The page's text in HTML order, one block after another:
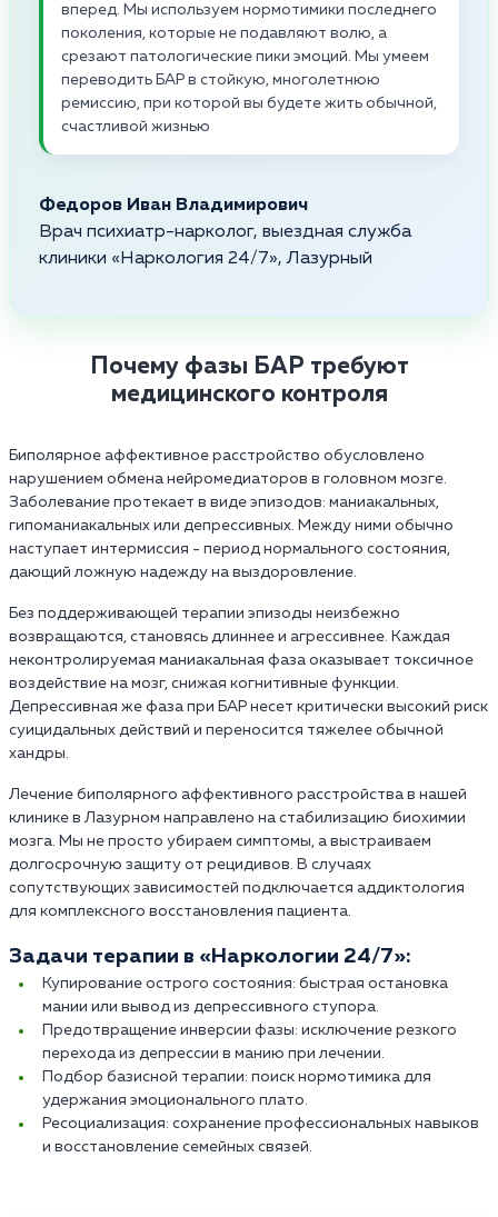
вперед. Мы используем нормотимики последнего
поколения, которые не подавляют волю, а
срезают патологические пики эмоций. Мы умеем
переводить БАР в стойкую, многолетнюю
ремиссию, при которой вы будете жить обычной,
счастливой жизнью
Федоров Иван Владимирович
Врач психиатр-нарколог, выездная служба
клиники «Наркология 24/7», Лазурный
Почему фазы БАР требуют
медицинского контроля
Биполярное аффективное расстройство обусловлено
нарушением обмена нейромедиаторов в головном мозге.
Заболевание протекает в виде эпизодов: маниакальных,
гипоманиакальных или депрессивных. Между ними обычно
наступает интермиссия - период нормального состояния,
дающий ложную надежду на выздоровление.
Без поддерживающей терапии эпизоды неизбежно
возвращаются, становясь длиннее и агрессивнее. Каждая
неконтролируемая маниакальная фаза оказывает токсичное
воздействие на мозг, снижая когнитивные функции.
Депрессивная же фаза при БАР несет критически высокий риск
суицидальных действий и переносится тяжелее обычной
хандры.
Лечение биполярного аффективного расстройства в нашей
клинике в Лазурном направлено на стабилизацию биохимии
мозга. Мы не просто убираем симптомы, а выстраиваем
долгосрочную защиту от рецидивов. В случаях
сопутствующих зависимостей подключается аддиктология
для комплексного восстановления пациента.
Задачи терапии в «Наркологии 24/7»:
Купирование острого состояния: быстрая остановка
мании или вывод из депрессивного ступора.
Предотвращение инверсии фазы: исключение резкого
перехода из депрессии в манию при лечении.
Подбор базисной терапии: поиск нормотимика для
удержания эмоционального плато.
Ресоциализация: сохранение профессиональных навыков
и восстановление семейных связей.